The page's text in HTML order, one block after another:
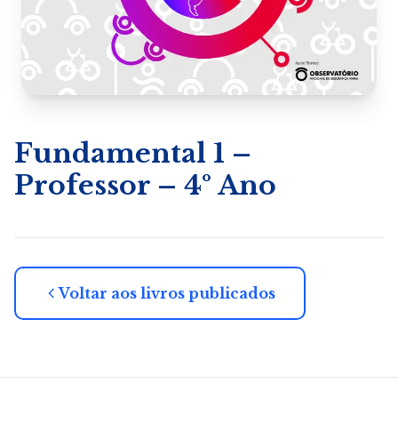
Fundamental 1 –
Professor – 4º Ano
Voltar aos livros publicados